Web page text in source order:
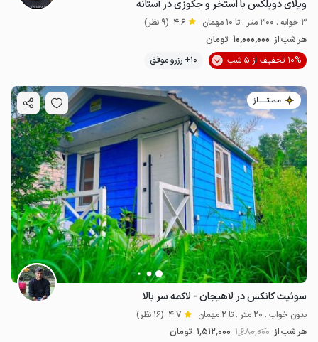
10میلیون ت
ویلای دوبلکس با استخر و جکوزی در آستانه
3 خوابه . 300 متر . تا 10 مهمان 4.6 (9 نظر)
هر شب از 10٬000٬000 تومان
10% تخفیف از 5 شب
10+ رزرو موفق
مـمـتــــــاز
سوئیت کانکس در لاهیجان - لاکمه سر بالا
بدون خواب . 20 متر . تا 2 مهمان 4.7 (16 نظر)
هر شب از 1٬680٬000 1٬512٬000 تومان